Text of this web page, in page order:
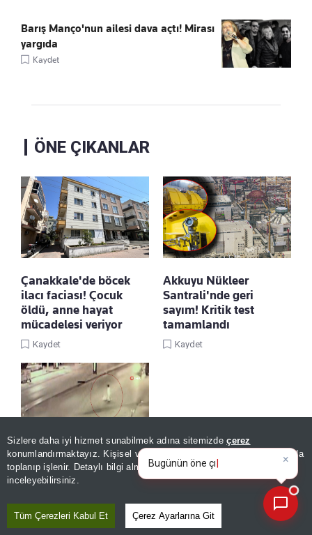
Sizlere daha iyi hizmet sunabilmek adına sitemizdeçerez
konumlandırmaktayız. Kişisel verileriniz, KVKK ve GDPR kapsamında
toplanıp işlenir. Detaylı bilgi almak içinAydınlatma Metnimizi
inceleyebilirsiniz.
Tüm Çerezleri Kabul Et Çerez Ayarlarına Git
Barış Manço'nun ailesi dava açtı! Mirası
yargıda
Kaydet
ÖNE ÇIKANLAR
Çanakkale'de böcek
ilacı faciası! Çocuk
öldü, anne hayat
mücadelesi veriyor
Kaydet
Akkuyu Nükleer
Santrali'nde geri
sayım! Kritik test
tamamlandı
Kaydet
Antalya'da yürekleri
ağza getiren kaza! Yola
çocuğa otomobil çarptı
Kaydet
×
Bugünün öne çıkan manşetleri
ve gelişmeleri neler?